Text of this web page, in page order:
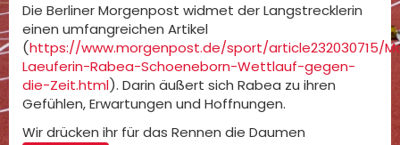
Die Berliner Morgenpost widmet der Langstrecklerin
einen umfangreichen Artikel
(https://www.morgenpost.de/sport/article232030715/
Laeuferin-Rabea-Schoeneborn-Wettlauf-gegen-
die-Zeit.html). Darin äußert sich Rabea zu ihren
Gefühlen, Erwartungen und Hoffnungen.
Wir drücken ihr für das Rennen die Daumen